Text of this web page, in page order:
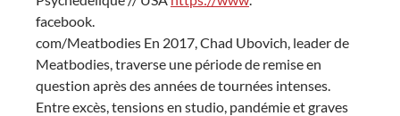
facebook.
com/Meatbodies En 2017, Chad Ubovich, leader de
Meatbodies, traverse une période de remise en
question après des années de tournées intenses.
Entre excès, tensions en studio, pandémie et graves